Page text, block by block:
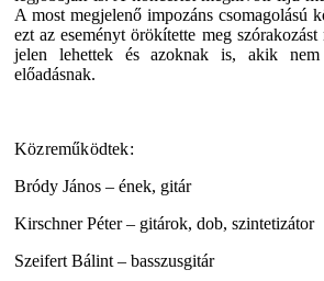
A most megjelenő impozáns csomagolású
ezt az eseményt örökítette meg
jelen lehettek és azoknak is, akik nem
előadásnak.
Közreműködtek:
Bródy János – ének, gitár
Kirschner Péter – gitárok, dob, szintetizátor
Szeifert Bálint – basszusgitár